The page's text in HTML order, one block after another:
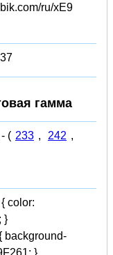
ru/xE9
гамма
( 233 , 242 ,
color:
}
background-
}